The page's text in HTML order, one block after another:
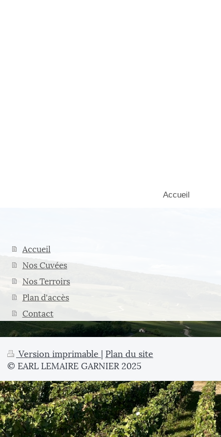
Accueil
Accueil
Nos Cuvées
Nos Terroirs
Plan d'accès
Contact
Version imprimable | Plan du site
© EARL LEMAIRE GARNIER 2025